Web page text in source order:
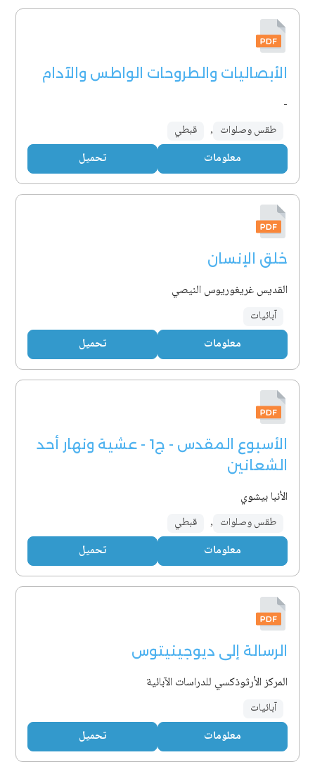
الأبصاليات والطروحات الواطس والآدام
-
طقس وصلوات , قبطي
معلومات تحميل
خلق الإنسان
القديس غريغوريوس النيصي
آبائيات
معلومات تحميل
الأسبوع المقدس - ج1 - عشية ونهار أحد
الشعانين
الأنبا بيشوي
طقس وصلوات , قبطي
معلومات تحميل
الرسالة إلى ديوجينيتوس
المركز الأرثوذكسي للدراسات الآبائية
آبائيات
معلومات تحميل